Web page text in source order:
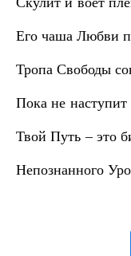
Его чаша Любви
Тропа Свободы
Пока не наступит
Твой Путь – это
Непознанного